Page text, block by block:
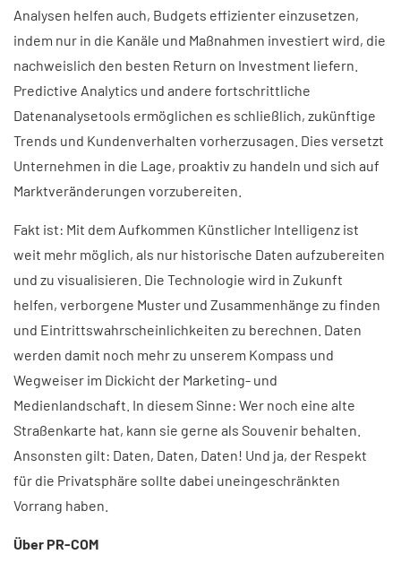
Analysen helfen auch, Budgets effizienter einzusetzen,
indem nur in die Kanäle und Maßnahmen investiert wird, die
nachweislich den besten Return on Investment liefern.
Predictive Analytics und andere fortschrittliche
Datenanalysetools ermöglichen es schließlich, zukünftige
Trends und Kundenverhalten vorherzusagen. Dies versetzt
Unternehmen in die Lage, proaktiv zu handeln und sich auf
Marktveränderungen vorzubereiten.
Fakt ist: Mit dem Aufkommen Künstlicher Intelligenz ist
weit mehr möglich, als nur historische Daten aufzubereiten
und zu visualisieren. Die Technologie wird in Zukunft
helfen, verborgene Muster und Zusammenhänge zu finden
und Eintrittswahrscheinlichkeiten zu berechnen. Daten
werden damit noch mehr zu unserem Kompass und
Wegweiser im Dickicht der Marketing- und
Medienlandschaft. In diesem Sinne: Wer noch eine alte
Straßenkarte hat, kann sie gerne als Souvenir behalten.
Ansonsten gilt: Daten, Daten, Daten! Und ja, der Respekt
für die Privatsphäre sollte dabei uneingeschränkten
Vorrang haben.
Über PR-COM